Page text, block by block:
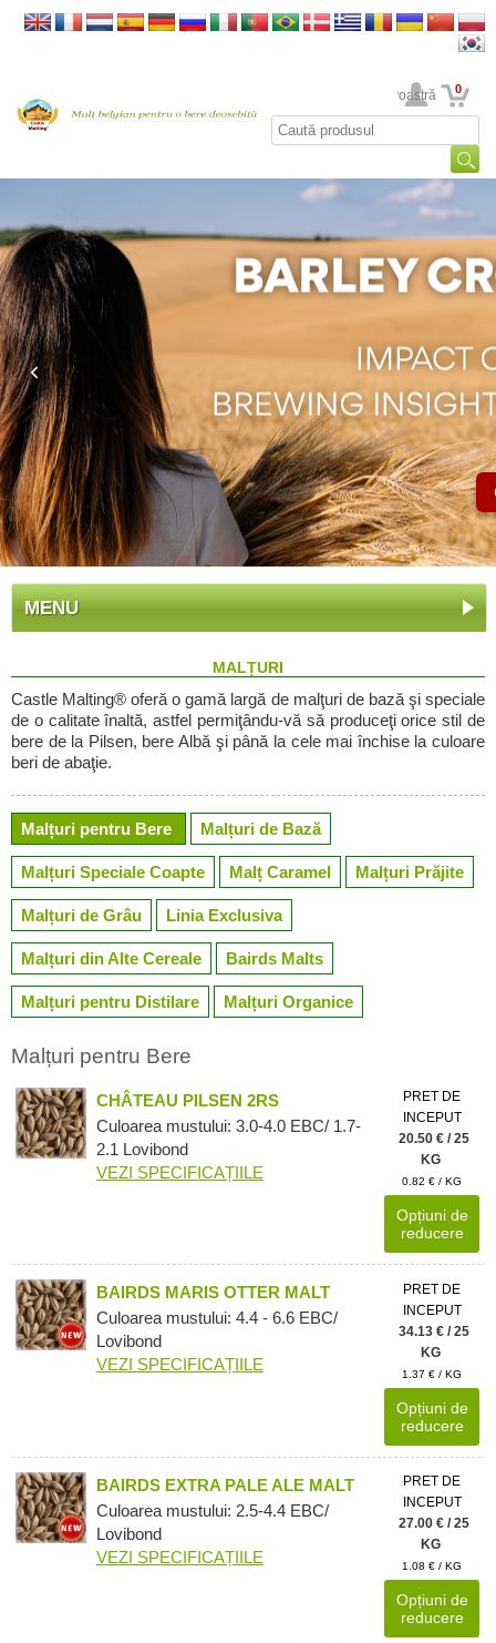
Contul dumneavoastră 0
MENU
MALȚURI
Castle Malting® oferă o gamă largă de malţuri de bază şi speciale
de o calitate înaltă, astfel permiţându-vă să produceţi orice stil de
bere de la Pilsen, bere Albă şi până la cele mai închise la culoare
beri de abaţie.
Malțuri pentru Bere Malțuri de Bază
Malțuri Speciale Coapte Malț Caramel Malțuri Prăjite
Malțuri de Grâu Linia Exclusiva
Malțuri din Alte Cereale Bairds Malts
Malțuri pentru Distilare Malțuri Organice
Malțuri pentru Bere
CHÂTEAU PILSEN 2RS
Culoarea mustului: 3.0-4.0 EBC/ 1.7-
2.1 Lovibond
VEZI SPECIFICAȚIILE
PRET DE
INCEPUT
20.50 € / 25
KG
0.82 € / KG
Opțiuni de
reducere
BAIRDS MARIS OTTER MALT
Culoarea mustului: 4.4 - 6.6 EBC/
Lovibond
VEZI SPECIFICAȚIILE
PRET DE
INCEPUT
34.13 € / 25
KG
1.37 € / KG
Opțiuni de
reducere
BAIRDS EXTRA PALE ALE MALT
Culoarea mustului: 2.5-4.4 EBC/
Lovibond
VEZI SPECIFICAȚIILE
PRET DE
INCEPUT
27.00 € / 25
KG
1.08 € / KG
Opțiuni de
reducere